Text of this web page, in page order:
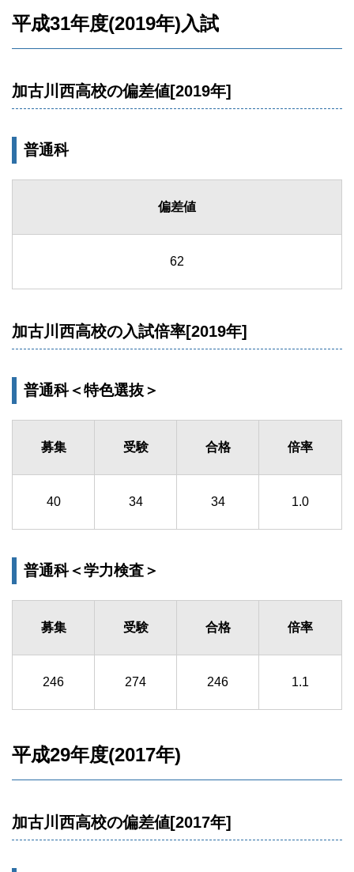
平成31年度(2019年)入試
加古川西高校の偏差値[2019年]
普通科
偏差値
62
加古川西高校の入試倍率[2019年]
普通科＜特色選抜＞
募集 受験 合格 倍率
40 34 34 1.0
普通科＜学力検査＞
募集 受験 合格 倍率
246 274 246 1.1
平成29年度(2017年)
加古川西高校の偏差値[2017年]